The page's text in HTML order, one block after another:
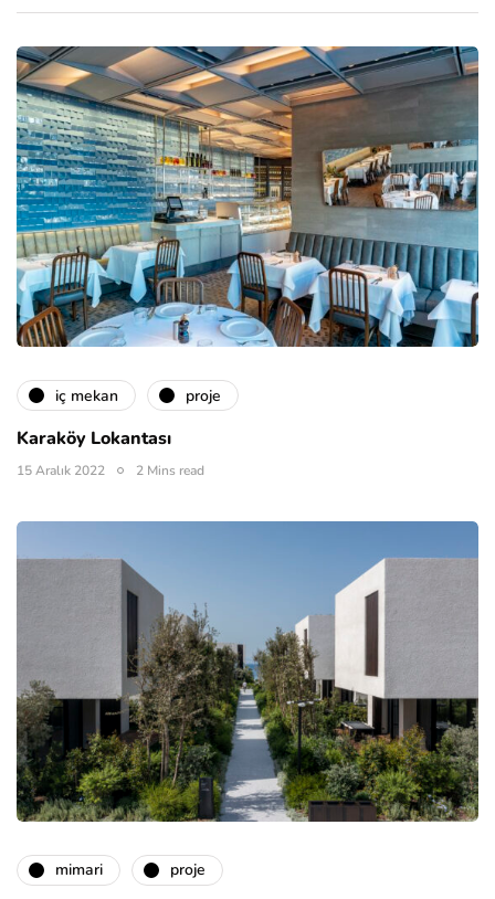
i̇ç mekan proje
Karaköy Lokantası
15 Aralık 2022 2 Mins read
mimari proje